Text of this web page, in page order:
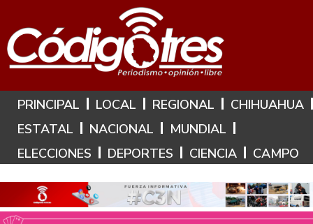
Hoy es: 6 de Agosto de 2026
PRINCIPAL LOCAL REGIONAL
CHIHUAHUA
ESTATAL
NACIONAL
MUNDIAL
ELECCIONES
DEPORTES CIENCIA CAMPO